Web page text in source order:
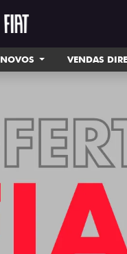
NOVOS VENDAS